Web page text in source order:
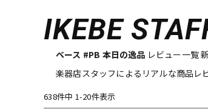
キーボード
IKEBE
ベース #PB 本日の逸品 レビュー一覧
楽器店スタッフによるリアルな商品レ
638件中 1-20件表示